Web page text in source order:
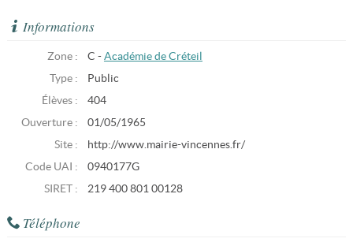
Informations
Zone : C - Académie de Créteil
Type :
Public
Élèves :
404
Ouverture :
01/05/1965
Site :
http://www.mairie-vincennes.fr/
Code UAI :
0940177G
SIRET :
219 400 801 00128
Téléphone